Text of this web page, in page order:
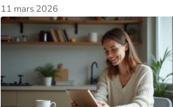
11 mars 2026